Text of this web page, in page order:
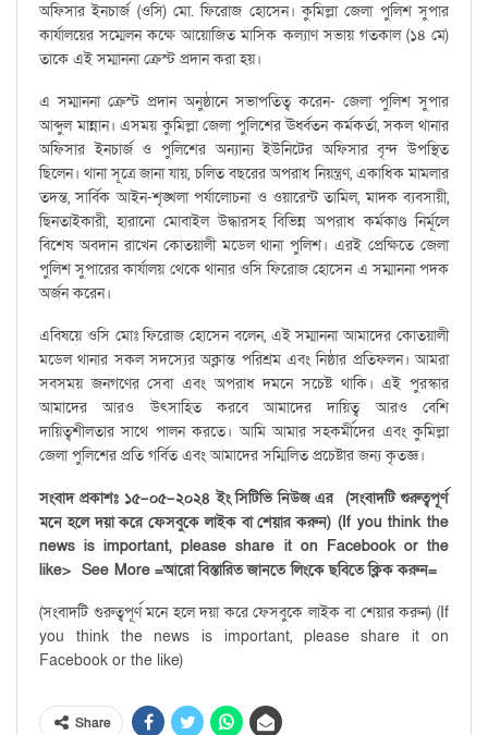
অফিসার ইনচার্জ (ওসি) মো. ফিরোজ হোসেন। কুমিল্লা জেলা পুলিশ সুপার
কার্যালয়ের সম্মেলন কক্ষে আয়োজিত মাসিক কল্যাণ সভায় গতকাল (১৪ মে)
তাকে এই সম্মাননা ক্রেস্ট প্রদান করা হয়।
এ সম্মাননা ক্রেস্ট প্রদান অনুষ্ঠানে সভাপতিত্ব করেন- জেলা পুলিশ সুপার
আব্দুল মান্নান। এসময় কুমিল্লা জেলা পুলিশের ঊর্ধ্বতন কর্মকর্তা, সকল থানার
অফিসার ইনচার্জ ও পুলিশের অন্যান্য ইউনিটের অফিসার বৃন্দ উপস্থিত
ছিলেন। থানা সূত্রে জানা যায়, চলিত বছরের অপরাধ নিয়ন্ত্রণ, একাধিক মামলার
তদন্ত, সার্বিক আইন-শৃঙ্খলা পর্যালোচনা ও ওয়ারেন্ট তামিল, মাদক ব্যবসায়ী,
ছিনতাইকারী, হারানো মোবাইল উদ্ধারসহ বিভিন্ন অপরাধ কর্মকাণ্ড নির্মূলে
বিশেষ অবদান রাখেন কোতয়ালী মডেল থানা পুলিশ। এরই প্রেক্ষিতে জেলা
পুলিশ সুপারের কার্যালয় থেকে থানার ওসি ফিরোজ হোসেন এ সম্মাননা পদক
অর্জন করেন।
এবিষয়ে ওসি মোঃ ফিরোজ হোসেন বলেন, এই সম্মাননা আমাদের কোতয়ালী
মডেল থানার সকল সদস্যের অক্লান্ত পরিশ্রম এবং নিষ্ঠার প্রতিফলন। আমরা
সবসময় জনগণের সেবা এবং অপরাধ দমনে সচেষ্ট থাকি। এই পুরস্কার
আমাদের আরও উৎসাহিত করবে আমাদের দায়িত্ব আরও বেশি
দায়িত্বশীলতার সাথে পালন করতে। আমি আমার সহকর্মীদের এবং কুমিল্লা
জেলা পুলিশের প্রতি গর্বিত এবং আমাদের সম্মিলিত প্রচেষ্টার জন্য কৃতজ্ঞ।
সংবাদ প্রকাশঃ ১৫–০৫–২০২৪ ইং সিটিভি নিউজ এর (সংবাদটি গুরুত্বপূর্ণ
মনে হলে দয়া করে ফেসবুকে লাইক বা শেয়ার করুন) (If you think the
news is important, please share it on Facebook or the
like> See More =আরো বিস্তারিত জানতে লিংকে ছবিতে ক্লিক করুন=
(সংবাদটি গুরুত্বপূর্ণ মনে হলে দয়া করে ফেসবুকে লাইক বা শেয়ার করুন) (If
you think the news is important, please share it on
Facebook or the like)
Share